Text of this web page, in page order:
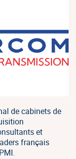
de cabinets de
et
français